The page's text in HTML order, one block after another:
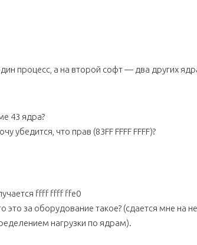
процесс, а на второй софт — два других
43 ядра?
убедится, что прав (83FF FFFF FFFF)?
ffff ffff ffe0
это за оборудование такое? (сдается мне на
нагрузки по ядрам).